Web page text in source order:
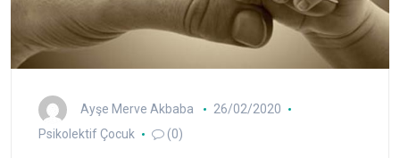
Ayşe Merve Akbaba
26/02/2020
Psikolektif Çocuk
(0)